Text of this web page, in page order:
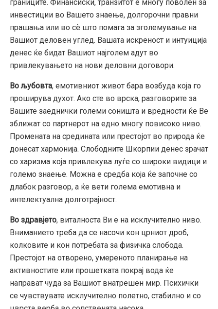
границите. Финансиски, транзитот е многу поволен за
инвестиции во Вашето знаење, долгорочни правни
прашања или во сè што помага за зголемување на
Вашиот деловен углед. Вашата искреност и интуиција
денес ќе бидат Вашиот најголем адут во
привлекувањето на нови деловни договори.
Во љубовта, емотивниот живот бара возбуда која го
проширува духот. Ако сте во врска, разговорите за
Вашите заеднички големи соништа и вредности ќе Ве
зближат со партнерот на едно многу повисоко ниво.
Промената на средината или престојот во природа ќе
донесат хармонија. Слободните Шкорпии денес зрачат
со харизма која привлекува луѓе со широки видици и
големо знаење. Можна е средба која ќе започне со
длабок разговор, а ќе вети голема емотивна и
интелектуална долготрајност.
Во здравјето, виталноста Ви е на исклучително ниво.
Вниманието треба да се насочи кон црниот дроб,
колковите и кон потребата за физичка слобода.
Престојот на отворено, умереното планирање на
активностите или прошетката покрај вода ќе
направат чуда за Вашиот внатрешен мир. Психички
се чувствувате исклучително полетно, стабилно и со